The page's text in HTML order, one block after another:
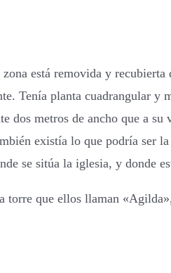
está removida y recubierta
Tenía planta cuadrangular y
dos metros de ancho que a su
existía lo que podría ser
se sitúa la iglesia, y donde
que ellos llaman